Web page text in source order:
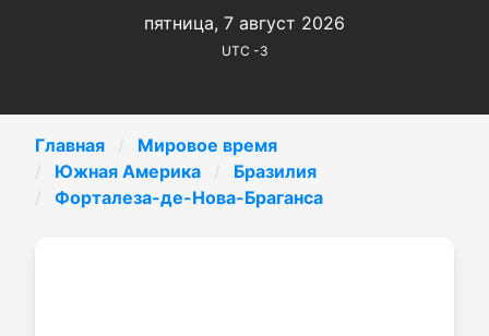
пятница, 7 август 2026
UTC -3
Главная
Мировое время
Южная Америка
Бразилия
Форталеза-де-Нова-Браганса